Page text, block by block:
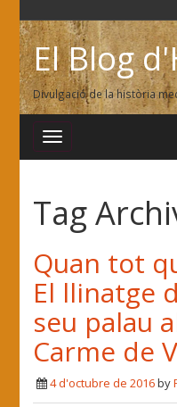
El Blog
Divulgació de la història
Tag
Quan tot
El llinatge
seu palau
Carme de
4 d'octubre de 2016by